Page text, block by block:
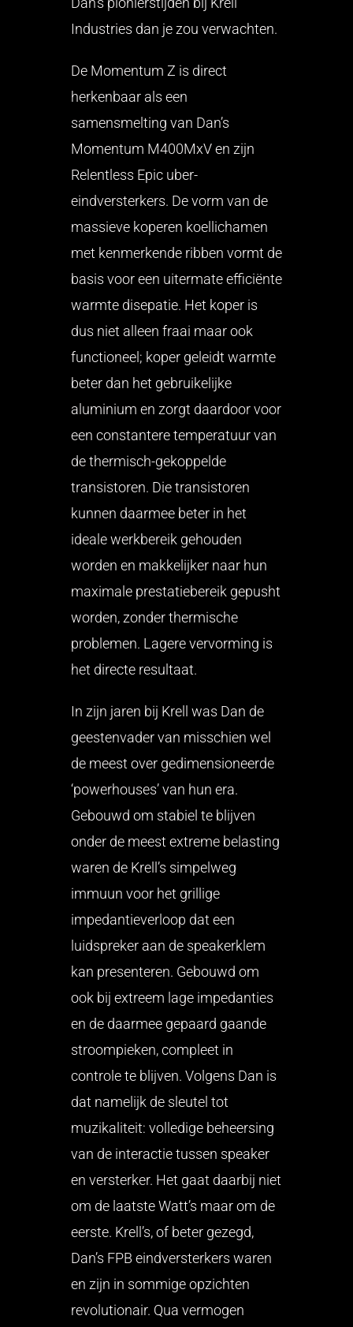
Industries dan je zou verwachten.
De Momentum Z is direct
herkenbaar als een
samensmelting van Dan’s
Momentum M400MxV en zijn
Relentless Epic uber-
eindversterkers. De vorm van de
massieve koperen koellichamen
met kenmerkende ribben vormt de
basis voor een uitermate efficiënte
warmte disepatie. Het koper is
dus niet alleen fraai maar ook
functioneel; koper geleidt warmte
beter dan het gebruikelijke
aluminium en zorgt daardoor voor
een constantere temperatuur van
de thermisch-gekoppelde
transistoren. Die transistoren
kunnen daarmee beter in het
ideale werkbereik gehouden
worden en makkelijker naar hun
maximale prestatiebereik gepusht
worden, zonder thermische
problemen. Lagere vervorming is
het directe resultaat.
In zijn jaren bij Krell was Dan de
geestenvader van misschien wel
de meest over gedimensioneerde
‘powerhouses’ van hun era.
Gebouwd om stabiel te blijven
onder de meest extreme belasting
waren de Krell’s simpelweg
immuun voor het grillige
impedantieverloop dat een
luidspreker aan de speakerklem
kan presenteren. Gebouwd om
ook bij extreem lage impedanties
en de daarmee gepaard gaande
stroompieken, compleet in
controle te blijven. Volgens Dan is
dat namelijk de sleutel tot
muzikaliteit: volledige beheersing
van de interactie tussen speaker
en versterker. Het gaat daarbij niet
om de laatste Watt’s maar om de
eerste. Krell’s, of beter gezegd,
Dan’s FPB eindversterkers waren
en zijn in sommige opzichten
revolutionair. Qua vermogen